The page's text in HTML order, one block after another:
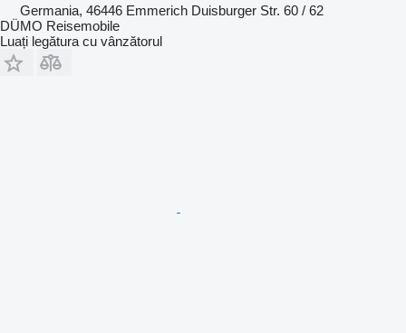
Germania, 46446 Emmerich Duisburger Str. 60 / 62
DÜMO Reisemobile
Luați legătura cu vânzătorul